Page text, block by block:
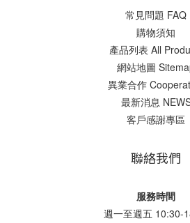
常見問題 FAQ
購物須知
產品列表 All
網站地圖
異業合作
最新消息
客戶感謝專區
聯絡我們
服務時間
週一至週五 10:30-